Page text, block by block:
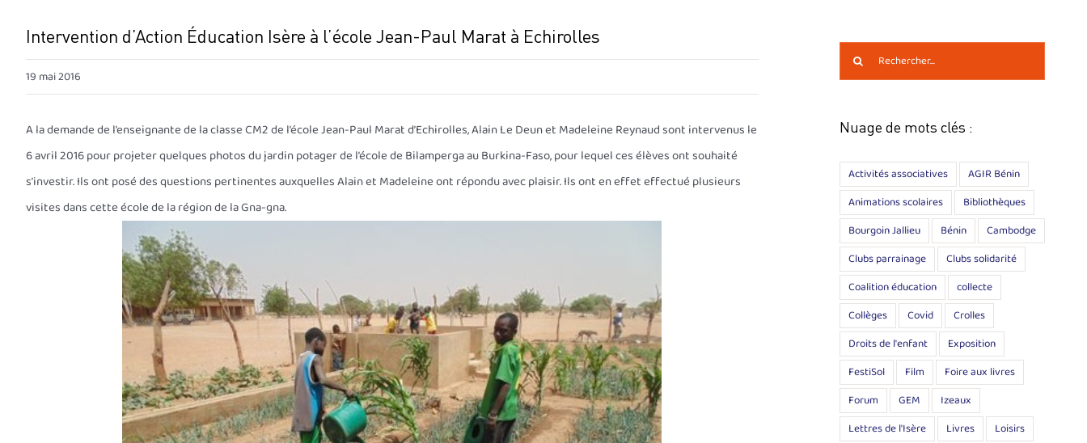
Intervention d’Action Éducation Isère à l’école Jean-Paul Marat à Echirolles
19 mai 2016
A la demande de l’enseignante de la classe CM2 de l’école Jean-Paul Marat d’Echirolles, Alain Le Deun et Madeleine Reynaud sont intervenus le
6 avril 2016 pour projeter quelques photos du jardin potager de l’école de Bilamperga au Burkina-Faso, pour lequel ces élèves ont souhaité
s’investir. Ils ont posé des questions pertinentes auxquelles Alain et Madeleine ont répondu avec plaisir. Ils ont en effet effectué plusieurs
visites dans cette école de la région de la Gna-gna.
Rechercher:
Nuage de mots clés :
Activités associatives
AGIR Bénin
Animations scolaires
Bibliothèques
Bourgoin Jallieu
Bénin
Cambodge
Clubs parrainage
Clubs solidarité
Coalition éducation
collecte
Collèges
Covid
Crolles
Droits de l'enfant
Exposition
FestiSol
Film
Foire aux livres
Forum
GEM
Izeaux
Lettres de l'Isère
Livres
Loisirs